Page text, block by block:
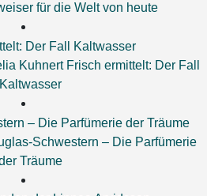
für die Welt von heute
Kuhnert Frisch ermittelt: Der Fall
Kaltwasser
Schwestern – Die Parfümerie
Träume